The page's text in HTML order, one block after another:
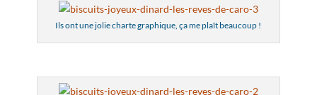
Ils ont une jolie charte graphique, ça me plaît beaucoup !